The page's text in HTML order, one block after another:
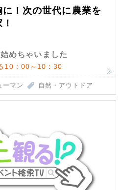
！次の世代に農業を
めちゃいました
10：00～10：30
ーマン 自然・アウトドア